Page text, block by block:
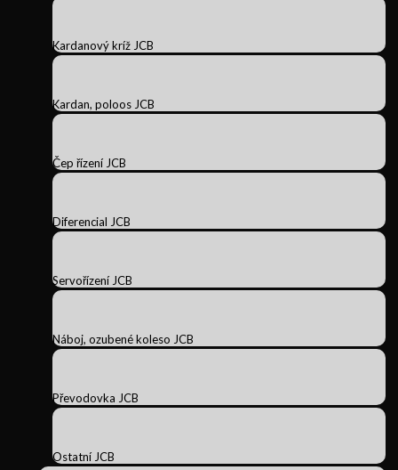
Kardanový kríž JCB
Kardan, poloos JCB
Čep řízení JCB
Diferencial JCB
Servořízení JCB
Náboj, ozubené koleso JCB
Převodovka JCB
Ostatní JCB